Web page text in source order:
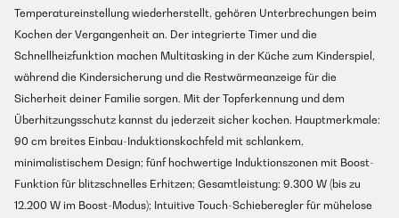
Temperatureinstellung wiederherstellt, gehören Unterbrechungen beim
Kochen der Vergangenheit an. Der integrierte Timer und die
Schnellheizfunktion machen Multitasking in der Küche zum Kinderspiel,
während die Kindersicherung und die Restwärmeanzeige für die
Sicherheit deiner Familie sorgen. Mit der Topferkennung und dem
Überhitzungsschutz kannst du jederzeit sicher kochen. Hauptmerkmale:
90 cm breites Einbau-Induktionskochfeld mit schlankem,
minimalistischem Design; fünf hochwertige Induktionszonen mit Boost-
Funktion für blitzschnelles Erhitzen; Gesamtleistung: 9.300 W (bis zu
12.200 W im Boost-Modus); Intuitive Touch-Schieberegler für mühelose